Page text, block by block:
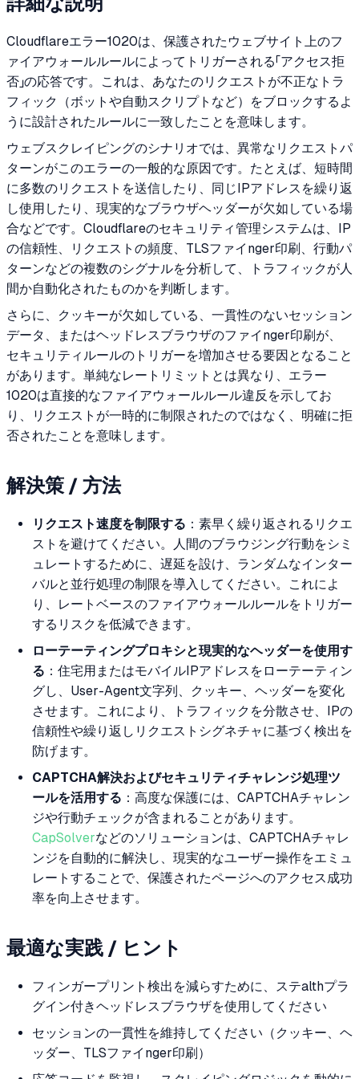
Cloudflareエラー1020は、保護されたウェブサイト上のフ
ァイアウォールルールによってトリガーされる「アクセス拒
否」の応答です。これは、あなたのリクエストが不正なトラ
フィック（ボットや自動スクリプトなど）をブロックするよ
うに設計されたルールに一致したことを意味します。
ウェブスクレイピングのシナリオでは、異常なリクエストパ
ターンがこのエラーの一般的な原因です。たとえば、短時間
に多数のリクエストを送信したり、同じIPアドレスを繰り返
し使用したり、現実的なブラウザヘッダーが欠如している場
合などです。Cloudflareのセキュリティ管理システムは、IP
の信頼性、リクエストの頻度、TLSファイnger印刷、行動パ
ターンなどの複数のシグナルを分析して、トラフィックが人
間か自動化されたものかを判断します。
さらに、クッキーが欠如している、一貫性のないセッション
データ、またはヘッドレスブラウザのファイnger印刷が、
セキュリティルールのトリガーを増加させる要因となること
があります。単純なレートリミットとは異なり、エラー
1020は直接的なファイアウォールルール違反を示してお
り、リクエストが一時的に制限されたのではなく、明確に拒
否されたことを意味します。
解決策 / 方法
リクエスト速度を制限する ：素早く繰り返されるリクエ
ストを避けてください。人間のブラウジング行動をシミ
ュレートするために、遅延を設け、ランダムなインター
バルと並行処理の制限を導入してください。これによ
り、レートベースのファイアウォールルールをトリガー
するリスクを低減できます。
ローテーティングプロキシと現実的なヘッダーを使用す
る ：住宅用またはモバイルIPアドレスをローテーティン
グし、User-Agent文字列、クッキー、ヘッダーを変化
させます。これにより、トラフィックを分散させ、IPの
信頼性や繰り返しリクエストシグネチャに基づく検出を
防げます。
CAPTCHA解決およびセキュリティチャレンジ処理ツ
ールを活用する ：高度な保護には、CAPTCHAチャレン
ジや行動チェックが含まれることがあります。
CapSolverなどのソリューションは、CAPTCHAチャレ
ンジを自動的に解決し、現実的なユーザー操作をエミュ
レートすることで、保護されたページへのアクセス成功
率を向上させます。
最適な実践 / ヒント
フィンガープリント検出を減らすために、ステalthプラ
グイン付きヘッドレスブラウザを使用してください
セッションの一貫性を維持してください（クッキー、ヘ
ッダー、TLSファイnger印刷）